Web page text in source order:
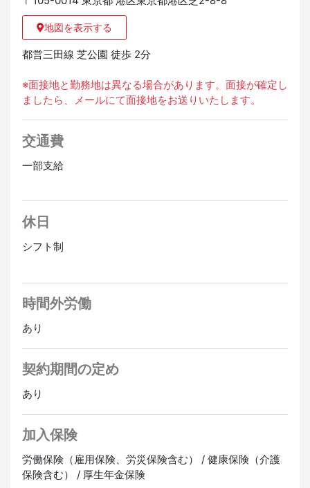
地図を表示する
都営三田線 芝公園 徒歩 2分
※面接地と勤務地は異なる場合があります。面接が確定し
ましたら、メールにて面接地をお送りいたします。
交通費
一部支給
休日
シフト制
時間外労働
あり
契約期間の定め
あり
加入保険
労働保険（雇用保険、労災保険含む） / 健康保険（介護
保険含む） / 厚生年金保険